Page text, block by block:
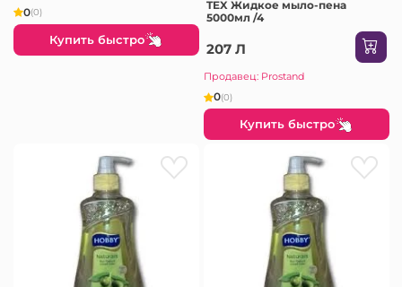
0(0)
Купить быстро
TEX Жидкое мыло-пена
5000мл /4
207 Л
Продавец: Prostand
0(0)
Купить быстро